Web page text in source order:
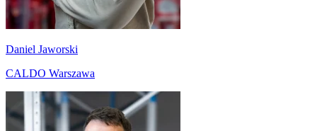
Daniel Jaworski
CALDO Warszawa